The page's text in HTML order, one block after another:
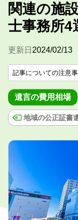
関連の施
士事務所4
更新日 2024/02/13
記事についての注意
遺言の費用相場
地域の公正証書